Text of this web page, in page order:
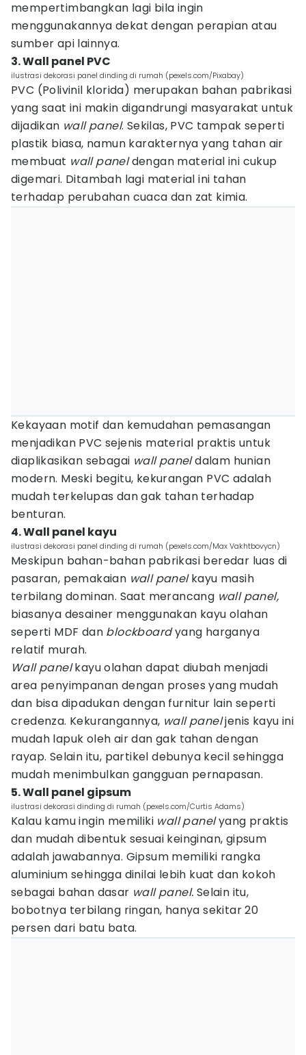
mempertimbangkan lagi bila ingin
menggunakannya dekat dengan perapian atau
sumber api lainnya.
3. Wall panel PVC
ilustrasi dekorasi panel dinding di rumah (pexels.com/Pixabay)
PVC (Polivinil klorida) merupakan bahan pabrikasi
yang saat ini makin digandrungi masyarakat untuk
dijadikan wall panel. Sekilas, PVC tampak seperti
plastik biasa, namun karakternya yang tahan air
membuat wall paneldengan material ini cukup
digemari. Ditambah lagi material ini tahan
terhadap perubahan cuaca dan zat kimia.
Kekayaan motif dan kemudahan pemasangan
menjadikan PVC sejenis material praktis untuk
diaplikasikan sebagai wall paneldalam hunian
modern. Meski begitu, kekurangan PVC adalah
mudah terkelupas dan gak tahan terhadap
benturan.
4. Wall panel kayu
ilustrasi dekorasi panel dinding di rumah (pexels.com/Max Vakhtbovycn)
Meskipun bahan-bahan pabrikasi beredar luas di
pasaran, pemakaian wall panelkayu masih
terbilang dominan. Saat merancang wall panel,
biasanya desainer menggunakan kayu olahan
seperti MDF dan blockboardyang harganya
relatif murah.
Wall panelkayu olahan dapat diubah menjadi
area penyimpanan dengan proses yang mudah
dan bisa dipadukan dengan furnitur lain seperti
credenza. Kekurangannya, wall paneljenis kayu ini
mudah lapuk oleh air dan gak tahan dengan
rayap. Selain itu, partikel debunya kecil sehingga
mudah menimbulkan gangguan pernapasan.
5. Wall panel gipsum
ilustrasi dekorasi dinding di rumah (pexels.com/Curtis Adams)
Kalau kamu ingin memiliki wall panelyang praktis
dan mudah dibentuk sesuai keinginan, gipsum
adalah jawabannya. Gipsum memiliki rangka
aluminium sehingga dinilai lebih kuat dan kokoh
sebagai bahan dasar wall panel. Selain itu,
bobotnya terbilang ringan, hanya sekitar 20
persen dari batu bata.